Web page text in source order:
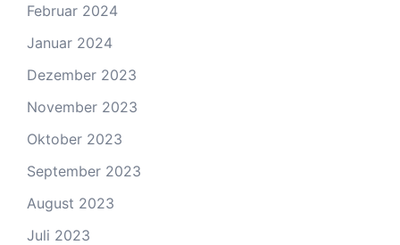
Februar 2024
Januar 2024
Dezember 2023
November 2023
Oktober 2023
September 2023
August 2023
Juli 2023